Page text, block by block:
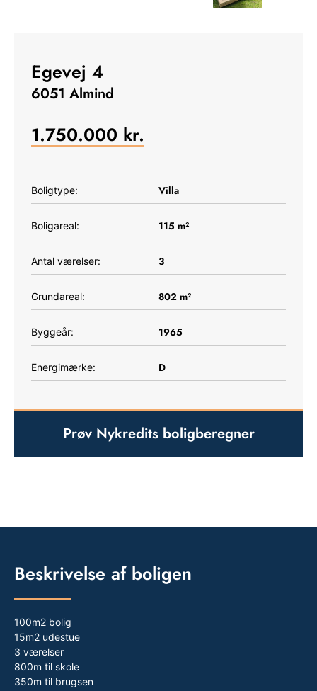
Egevej 4
6051 Almind
1.750.000 kr.
Boligtype: Villa
Boligareal: 115 m²
Antal værelser: 3
Grundareal: 802 m²
Byggeår: 1965
Energimærke: D
Prøv Nykredits boligberegner
Beskrivelse af boligen
100m2 bolig
15m2 udestue
3 værelser
800m til skole
350m til brugsen